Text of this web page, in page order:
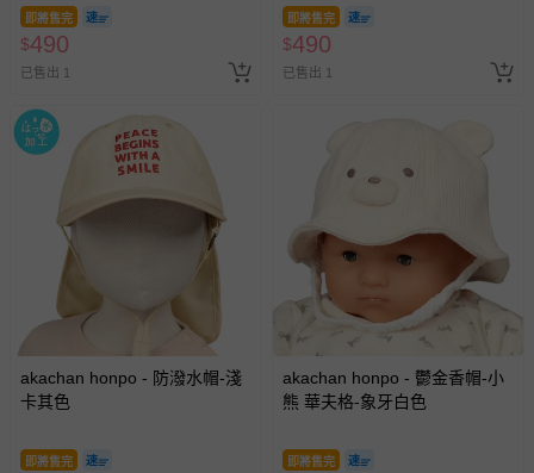
即將售完
$490
已售出 1
即將售完
$490
已售出 1
akachan honpo - 防潑水帽-淺
卡其色
即將售完
akachan honpo - 鬱金香帽-小
熊 華夫格-象牙白色
即將售完